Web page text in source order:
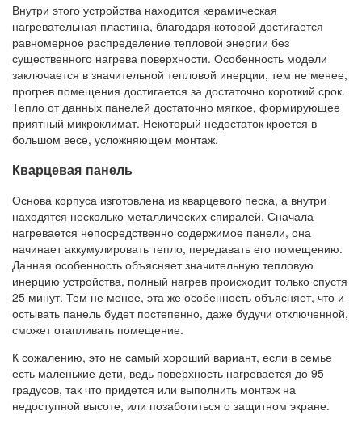
Внутри этого устройства находится керамическая
нагревательная пластина, благодаря которой достигается
равномерное распределение тепловой энергии без
существенного нагрева поверхности. Особенность модели
заключается в значительной тепловой инерции, тем не менее,
прогрев помещения достигается за достаточно короткий срок.
Тепло от данных панелей достаточно мягкое, формирующее
приятный микроклимат. Некоторый недостаток кроется в
большом весе, усложняющем монтаж.
Кварцевая панель
Основа корпуса изготовлена из кварцевого песка, а внутри
находятся несколько металлических спиралей. Сначала
нагревается непосредственно содержимое панели, она
начинает аккумулировать тепло, передавать его помещению.
Данная особенность объясняет значительную тепловую
инерцию устройства, полный нагрев происходит только спустя
25 минут. Тем не менее, эта же особенность объясняет, что и
остывать панель будет постепенно, даже будучи отключенной,
сможет отапливать помещение.
К сожалению, это не самый хороший вариант, если в семье
есть маленькие дети, ведь поверхность нагревается до 95
градусов, так что придется или выполнить монтаж на
недоступной высоте, или позаботиться о защитном экране.